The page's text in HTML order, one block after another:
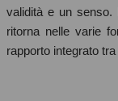
validità e un senso.
ritorna nelle varie
rapporto integrato